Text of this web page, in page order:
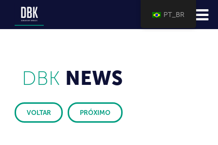
DBK NEWS
VOLTAR PRÓXIMO
PT_BR